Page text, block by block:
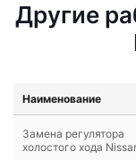
Другие
Наименование
Замена регулятора
холостого хода